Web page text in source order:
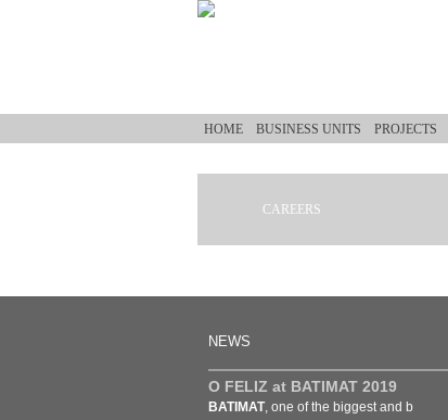
HOME BUSINESS UNITS PROJECTS
CAREERS
NEWS
O FELIZ at BATIMAT 2019
BATIMAT, one of the biggest and b